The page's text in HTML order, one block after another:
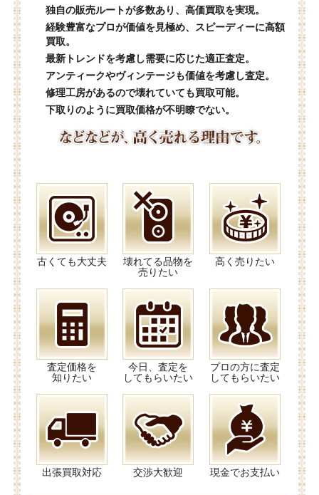
独自の販売ルートが多数あり、高価買取を実現。
経験豊富なプロが価値を見極め、スピーディーに高額
買取。
最新トレンドを考慮し需要に応じた適正査定。
アンティークやヴィンテージも価値を考慮し査定。
修理工房があるので壊れていても買取可能。
下取りのように買取価格が不明瞭でない。
古くても大丈夫
壊れてる品物を
売りたい
高く売りたい
査定価格を
知りたい
今日、査定を
してもらいたい
プロの方に査定
してもらいたい
出張買取対応 交渉大歓迎 現金でお支払い